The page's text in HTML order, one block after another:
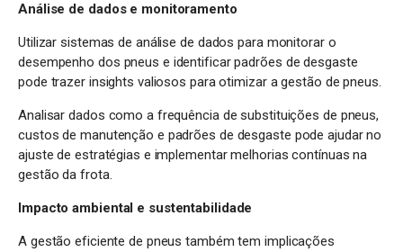
Análise de dados e monitoramento
Utilizar sistemas de análise de dados para monitorar o
desempenho dos pneus e identificar padrões de desgaste
pode trazer insights valiosos para otimizar a gestão de pneus.
Analisar dados como a frequência de substituições de pneus,
custos de manutenção e padrões de desgaste pode ajudar no
ajuste de estratégias e implementar melhorias contínuas na
gestão da frota.
Impacto ambiental e sustentabilidade
A gestão eficiente de pneus também tem implicações